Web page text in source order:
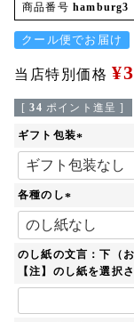
商品番号 hamburg3
クール便でお届け
当店特別価格 ¥
[ 34 ポイント進呈 ]
ギフト包装
必
各種のし
(
必
須
)
のし紙の文言：下（お
【注】のし紙を選択